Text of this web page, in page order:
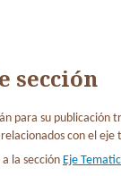
sección
para su publicación
con el
la sección Eje